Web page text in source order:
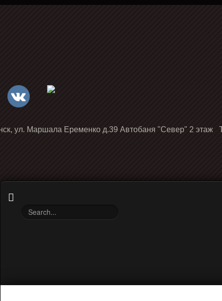
ул. Маршала Еременко д.39 Автобаня "Север" 2 этаж